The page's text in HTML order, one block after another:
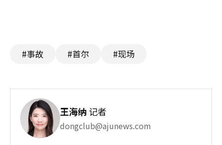
#事故 #首尔 #现场
王海纳 记者
dongclub@ajunews.com